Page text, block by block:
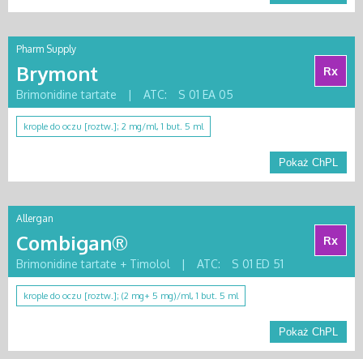
Pharm Supply
Brymont
Rx
Brimonidine tartate
| ATC: S 01 EA 05
krople do oczu [roztw.]; 2 mg/ml, 1 but. 5 ml
Pokaż ChPL
Allergan
Combigan®
Rx
Brimonidine tartate + Timolol
| ATC: S 01 ED 51
krople do oczu [roztw.]; (2 mg+ 5 mg)/ml, 1 but. 5 ml
Pokaż ChPL